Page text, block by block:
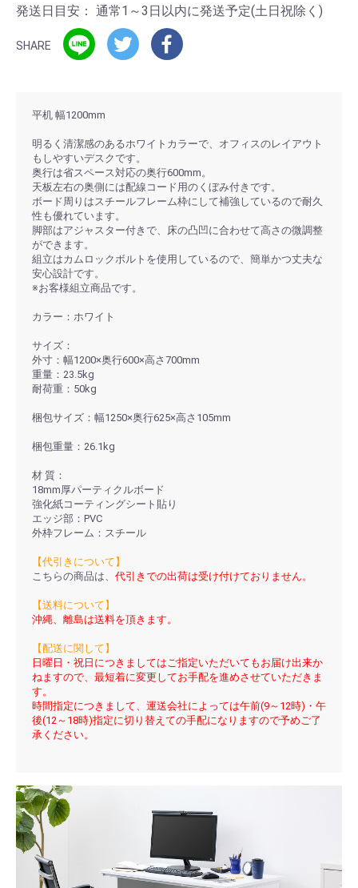
発送日目安： 通常1～3日以内に発送予定(土日祝除く)
SHARE
平机 幅1200mm
明るく清潔感のあるホワイトカラーで、オフィスのレイアウト
もしやすいデスクです。
奥行は省スペース対応の奥行600mm。
天板左右の奥側には配線コード用のくぼみ付きです。
ボード周りはスチールフレーム枠にして補強しているので耐久
性も優れています。
脚部はアジャスター付きで、床の凸凹に合わせて高さの微調整
ができます。
組立はカムロックボルトを使用しているので、簡単かつ丈夫な
安心設計です。
※お客様組立商品です。
カラー：ホワイト
サイズ：
外寸：幅1200×奥行600×高さ700mm
重量：23.5kg
耐荷重：50kg
梱包サイズ：幅1250×奥行625×高さ105mm
梱包重量：26.1kg
材 質：
18mm厚パーティクルボード
強化紙コーティングシート貼り
エッジ部：PVC
外枠フレーム：スチール
【代引きについて】
こちらの商品は、 代引きでの出荷は受け付けておりません。
【送料について】
沖縄、離島は送料を頂きます。
【配送に関して】
日曜日・祝日につきましてはご指定いただいてもお届け出来か
ねますので、最短着に変更してお手配を進めさせていただきま
す。
時間指定につきまして、運送会社によっては午前(9～12時)・午
後(12～18時)指定に切り替えての手配になりますので予めご了
承ください。